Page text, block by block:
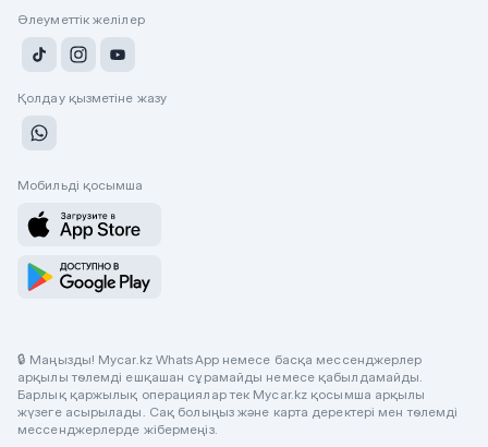
Әлеуметтік желілер
Қолдау қызметіне жазу
Мобильді қосымша
🔒 Маңызды! Mycar.kz WhatsApp немесе басқа мессенджерлер
арқылы төлемді ешқашан сұрамайды немесе қабылдамайды.
Барлық қаржылық операциялар тек Mycar.kz қосымша арқылы
жүзеге асырылады. Сақ болыңыз және карта деректері мен төлемді
мессенджерлерде жібермеңіз.